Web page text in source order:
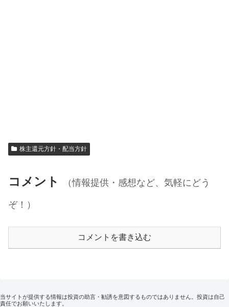
株主還元方針・配当方針
コメント
（情報提供・感想など、気軽にどう
ぞ！）
コメントを書き込む
当サイトが提供する情報は投資の助言・勧誘を意図するものではありません。投資は自己
責任でお願いいたします。